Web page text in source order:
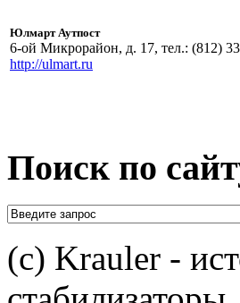
Юлмарт Аутпост
6-ой Микрорайон, д. 17, тел.: (812)
http://ulmart.ru
Поиск по
(c) Krauler -